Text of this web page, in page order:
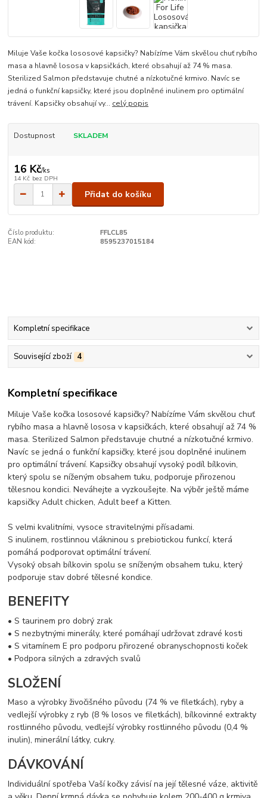
Miluje Vaše kočka lososové kapsičky? Nabízíme Vám skvělou chuť rybího
masa a hlavně lososa v kapsičkách, které obsahují až 74 % masa.
Sterilized Salmon představuje chutné a nízkotučné krmivo. Navíc se
jedná o funkční kapsičky, které jsou doplněné inulinem pro optimální
trávení. Kapsičky obsahují vy... celý popis
Dostupnost SKLADEM
16 Kč/ks
14 Kč bez DPH
Přidat do košíku
Číslo produktu:
FFLCL85
EAN kód:
8595237015184
Kompletní specifikace
Související zboží 4
Kompletní specifikace
Miluje Vaše kočka lososové kapsičky? Nabízíme Vám skvělou chuť
rybího masa a hlavně lososa v kapsičkách, které obsahují až 74 %
masa. Sterilized Salmon představuje chutné a nízkotučné krmivo.
Navíc se jedná o funkční kapsičky, které jsou doplněné inulinem
pro optimální trávení. Kapsičky obsahují vysoký podíl bílkovin,
který spolu se níženým obsahem tuku, podporuje přirozenou
tělesnou kondici. Neváhejte a vyzkoušejte. Na výběr ještě máme
kapsičky Adult chicken, Adult beef a Kitten.
S velmi kvalitními, vysoce stravitelnými přísadami.
S inulinem, rostlinnou vlákninou s prebiotickou funkcí, která
pomáhá podporovat optimální trávení.
Vysoký obsah bílkovin spolu se sníženým obsahem tuku, který
podporuje stav dobré tělesné kondice.
BENEFITY
• S taurinem pro dobrý zrak
• S nezbytnými minerály, které pomáhají udržovat zdravé kosti
• S vitamínem E pro podporu přirozené obranyschopnosti koček
• Podpora silných a zdravých svalů
SLOŽENÍ
Maso a výrobky živočišného původu (74 % ve filetkách), ryby a
vedlejší výrobky z ryb (8 % losos ve filetkách), bílkovinné extrakty
rostlinného původu, vedlejší výrobky rostlinného původu (0,4 %
inulin), minerální látky, cukry.
DÁVKOVÁNÍ
Individuální spotřeba Vaší kočky závisí na její tělesné váze, aktivitě